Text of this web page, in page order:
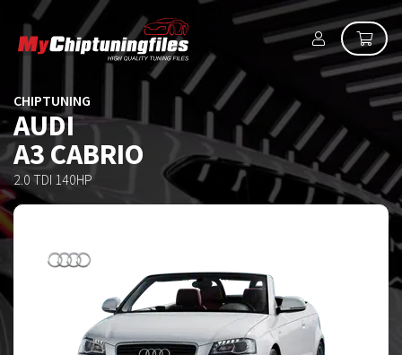
CHIPTUNING
AUDI
A3 CABRIO
2.0 TDI 140HP